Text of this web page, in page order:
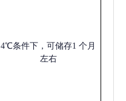
4℃条件下，可储存1 个月
左右